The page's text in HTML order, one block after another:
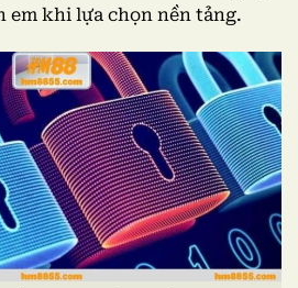
em khi lựa chọn nền tảng.